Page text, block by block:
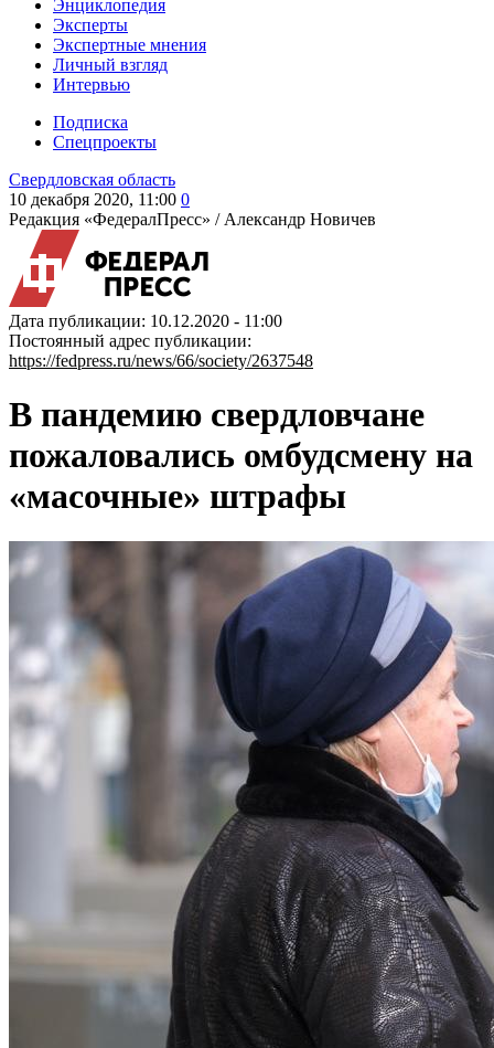
Энциклопедия
Эксперты
Экспертные мнения
Личный взгляд
Интервью
Подписка
Спецпроекты
Свердловская область
10 декабря 2020, 11:00 0
Редакция «ФедералПресс» / Александр Новичев
Дата публикации: 10.12.2020 - 11:00
Постоянный адрес публикации:
https://fedpress.ru/news/66/society/2637548
В пандемию свердловчане
пожаловались омбудсмену на
«масочные» штрафы